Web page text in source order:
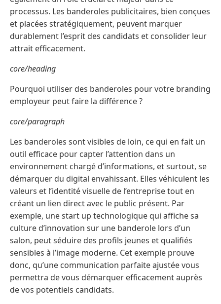
processus. Les banderoles publicitaires, bien conçues
et placées stratégiquement, peuvent marquer
durablement l’esprit des candidats et consolider leur
attrait efficacement.
core/heading
Pourquoi utiliser des banderoles pour votre branding
employeur peut faire la différence ?
core/paragraph
Les banderoles sont visibles de loin, ce qui en fait un
outil efficace pour capter l’attention dans un
environnement chargé d’informations, et surtout, se
démarquer du digital envahissant. Elles véhiculent les
valeurs et l’identité visuelle de l’entreprise tout en
créant un lien direct avec le public présent. Par
exemple, une start up technologique qui affiche sa
culture d’innovation sur une banderole lors d’un
salon, peut séduire des profils jeunes et qualifiés
sensibles à l’image moderne. Cet exemple prouve
donc, qu’une communication parfaite ajustée vous
permettra de vous démarquer efficacement auprès
de vos potentiels candidats.